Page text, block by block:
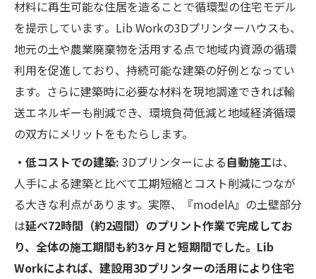
材料に再生可能な住居を造ることで循環型の住宅モデル
を提示しています​。Lib Workの3Dプリンターハウスも、
地元の土や農業廃棄物を活用する点で地域内資源の循環
利用を促進しており、持続可能な建築の好例となってい
ます。さらに建築時に必要な材料を現地調達できれば輸
送エネルギーも削減でき、環境負荷低減と地域経済循環
の双方にメリットをもたらします。
・低コストでの建築: 3Dプリンターによる自動施工は、
人手による建築と比べて工期短縮とコスト削減につなが
る大きな利点があります。実際、『modelA』の土壁部分
は延べ72時間（約2週間）のプリント作業で完成してお
り、全体の施工期間も約3ヶ月と短期間でした​。Lib
Workによれば、建設用3Dプリンターの活用により住宅